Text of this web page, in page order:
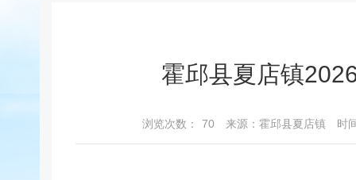
霍邱县夏店镇
浏览次数： 70 来源：霍邱县夏店镇 时